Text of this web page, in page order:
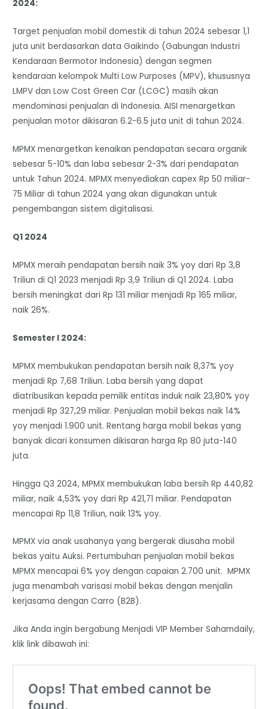
2024:
Target penjualan mobil domestik di tahun 2024 sebesar 1,1
juta unit berdasarkan data Gaikindo (Gabungan Industri
Kendaraan Bermotor Indonesia) dengan segmen
kendaraan kelompok Multi Low Purposes (MPV), khususnya
LMPV dan Low Cost Green Car (LCGC) masih akan
mendominasi penjualan di Indonesia. AISI menargetkan
penjualan motor dikisaran 6.2-6.5 juta unit di tahun 2024.
MPMX menargetkan kenaikan pendapatan secara organik
sebesar 5-10% dan laba sebesar 2-3% dari pendapatan
untuk Tahun 2024. MPMX menyediakan capex Rp 50 miliar-
75 Miliar di tahun 2024 yang akan digunakan untuk
pengembangan sistem digitalisasi.
Q1 2024
MPMX meraih pendapatan bersih naik 3% yoy dari Rp 3,8
Triliun di Q1 2023 menjadi Rp 3,9 Triliun di Q1 2024. Laba
bersih meningkat dari Rp 131 miliar menjadi Rp 165 miliar,
naik 26%.
Semester I 2024:
MPMX membukukan pendapatan bersih naik 8,37% yoy
menjadi Rp 7,68 Triliun. Laba bersih yang dapat
diatribusikan kepada pemilik entitas induk naik 23,80% yoy
menjadi Rp 327,29 miliar. Penjualan mobil bekas naik 14%
yoy menjadi 1.900 unit. Rentang harga mobil bekas yang
banyak dicari konsumen dikisaran harga Rp 80 juta-140
juta.
Hingga Q3 2024, MPMX membukukan laba bersih Rp 440,82
miliar, naik 4,53% yoy dari Rp 421,71 miliar. Pendapatan
mencapai Rp 11,8 Triliun, naik 13% yoy.
MPMX via anak usahanya yang bergerak diusaha mobil
bekas yaitu Auksi. Pertumbuhan penjualan mobil bekas
MPMX mencapai 6% yoy dengan capaian 2.700 unit. MPMX
juga menambah varisasi mobil bekas dengan menjalin
kerjasama dengan Carro (B2B).
Jika Anda ingin bergabung Menjadi VIP Member Sahamdaily,
klik link dibawah ini: